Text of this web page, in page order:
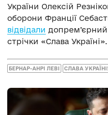
України Олексій
оборони Франції
відвідали
стрічки «Слава Україні».
БЕРНАР-АНРІ ЛЕВІ СЛАВА УКРАЇНІ!